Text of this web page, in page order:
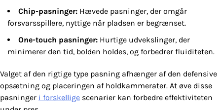
Chip-pasninger: Hævede pasninger, der omgår
forsvarsspillere, nyttige når pladsen er begrænset.
One-touch pasninger: Hurtige udvekslinger, der
minimerer den tid, bolden holdes, og forbedrer fluiditeten.
Valget af den rigtige type pasning afhænger af den defensive
opsætning og placeringen af holdkammerater. At øve disse
pasninger i forskellige scenarier kan forbedre effektiviteten